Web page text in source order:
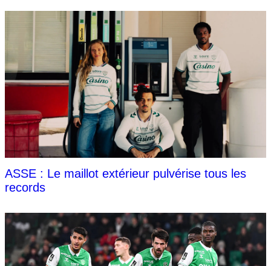
ASSE : Le maillot extérieur pulvérise tous les
records